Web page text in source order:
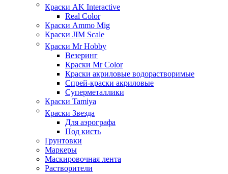
Краски AK Interactive
Real Color
Краски Ammo Mig
Краски JIM Scale
Краски Mr Hobby
Везеринг
Краски Mr Color
Краски акриловые водорастворимые
Спрей-краски акриловые
Суперметаллики
Краски Tamiya
Краски Звезда
Для аэрографа
Под кисть
Грунтовки
Маркеры
Маскировочная лента
Растворители